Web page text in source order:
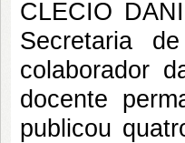
CLECIO
Secretaria
colaborador
docente
publicou